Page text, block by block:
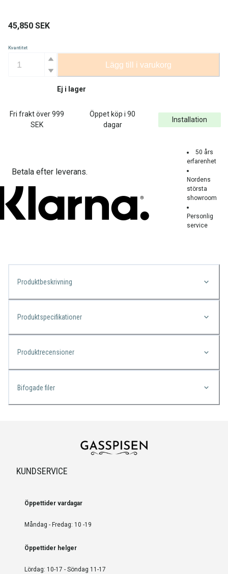
45,850 SEK
Kvantitet
Lägg till i varukorg
Ej i lager
Fri frakt över999
SEK
Öppet köp i 90
dagar
Installation
Betala efter leverans.
50 års
erfarenhet
Nordens
största
showroom
Personlig
service
Produktbeskrivning
Produktspecifikationer
Produktrecensioner
Bifogade filer
KUNDSERVICE
Öppettider vardagar
Måndag - Fredag: 10 -19
Öppettider helger
Lördag: 10-17 - Söndag 11-17